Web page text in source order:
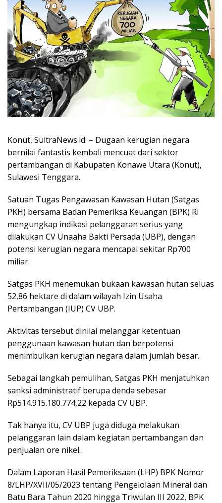
Konut, SultraNews.id. – Dugaan kerugian negara
bernilai fantastis kembali mencuat dari sektor
pertambangan di Kabupaten Konawe Utara (Konut),
Sulawesi Tenggara.
Satuan Tugas Pengawasan Kawasan Hutan (Satgas
PKH) bersama Badan Pemeriksa Keuangan (BPK) RI
mengungkap indikasi pelanggaran serius yang
dilakukan CV Unaaha Bakti Persada (UBP), dengan
potensi kerugian negara mencapai sekitar Rp700
miliar.
Satgas PKH menemukan bukaan kawasan hutan seluas
52,86 hektare di dalam wilayah Izin Usaha
Pertambangan (IUP) CV UBP.
Aktivitas tersebut dinilai melanggar ketentuan
penggunaan kawasan hutan dan berpotensi
menimbulkan kerugian negara dalam jumlah besar.
Sebagai langkah pemulihan, Satgas PKH menjatuhkan
sanksi administratif berupa denda sebesar
Rp514.915.180.774,22 kepada CV UBP.
Tak hanya itu, CV UBP juga diduga melakukan
pelanggaran lain dalam kegiatan pertambangan dan
penjualan ore nikel.
Dalam Laporan Hasil Pemeriksaan (LHP) BPK Nomor
8/LHP/XVII/05/2023 tentang Pengelolaan Mineral dan
Batu Bara Tahun 2020 hingga Triwulan III 2022, BPK